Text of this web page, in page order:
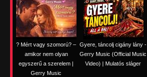
? Mért vagy szomorú? –
amikor nem olyan
egyszerű a szerelem |
Gerry Music
Gyere, táncolj cigány lány -
Gerry Music (Official Music
Video) | Mulatós sláger